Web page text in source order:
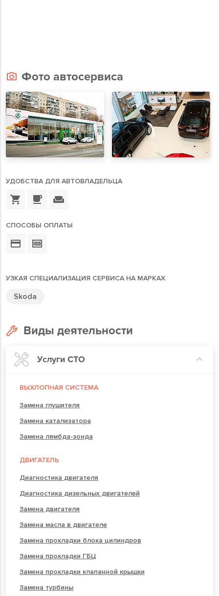
Фото автосервиса
УДОБСТВА ДЛЯ АВТОВЛАДЕЛЬЦА
СПОСОБЫ ОПЛАТЫ
УЗКАЯ СПЕЦИАЛИЗАЦИЯ СЕРВИСА НА МАРКАХ
Skoda
Виды деятельности
Услуги СТО
ВЫХЛОПНАЯ СИСТЕМА
Замена глушителя
Замена катализатора
Замена лямбда-зонда
ДВИГАТЕЛЬ
Диагностика двигателя
Диагностика дизельных двигателей
Замена двигателя
Замена масла в двигателе
Замена прокладки блока цилиндров
Замена прокладки ГБЦ
Замена прокладки клапанной крышки
Замена турбины